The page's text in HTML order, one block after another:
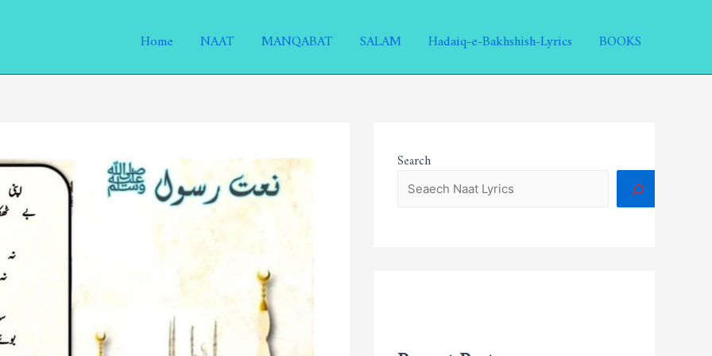
Home NAAT MANQABAT SALAM Hadaiq-e-Bakhshish-Lyrics BOOKS
Search